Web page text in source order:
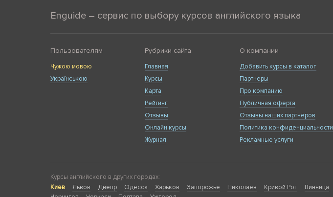
Enguide – сервис по выбору курсов английского языка
Пользователям
Чужою мовою
Українською
Рубрики сайта
Главная
Курсы
Карта
Рейтинг
Отзывы
Онлайн курсы
Журнал
О компании
Добавить курсы в каталог
Партнеры
Про компанию
Публичная оферта
Отзывы наших партнеров
Политика конфиденциальности
Рекламные услуги
Курсы английского в других городах:
Киев
Львов Днепр Одесса Харьков Запорожье Николаев Кривой Рог Винница